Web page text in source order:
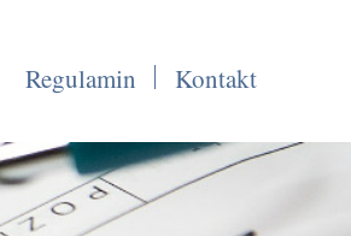
Regulamin Kontakt